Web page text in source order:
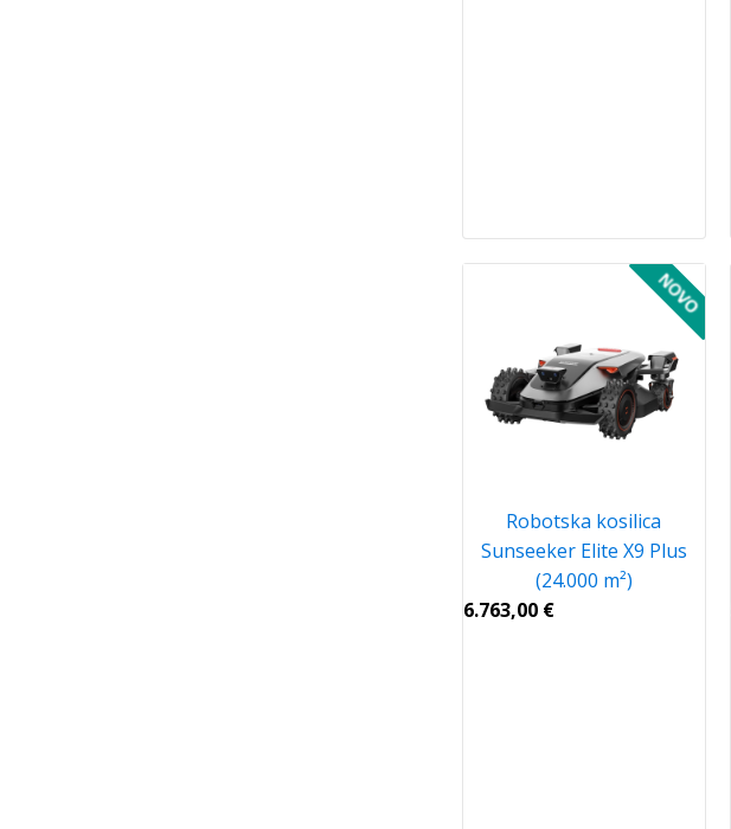
Robotska kosilica
Sunseeker Elite X9 Plus
(24.000 m²)
6.763,00 €